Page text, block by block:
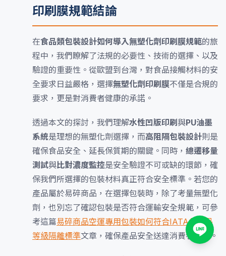
印刷膜規範結論
在食品類包裝設計如何導入無塑化劑印刷膜規範的旅
程中，我們瞭解了法規的必要性、技術的選擇、以及
驗證的重要性。從歐盟到台灣，對食品接觸材料的安
全要求日益嚴格，選擇無塑化劑印刷膜不僅是合規的
要求，更是對消費者健康的承諾。
透過本文的探討，我們理解水性凹版印刷與PU油墨
系統是理想的無塑化劑選擇，而高阻隔包裝設計則是
確保食品安全、延長保質期的關鍵。同時， 總遷移量
測試與比對濃度監控是安全驗證不可或缺的環節，確
保我們所選擇的包裝材料真正符合安全標準。若您的
產品屬於易碎商品，在選擇包裝時，除了考量無塑化
劑，也別忘了確認包裝是否符合運輸安全規範，可參
考這篇易碎商品空運專用包裝如何符合IATA危險品
等級隔離標準文章，確保產品安全送達消費者手中。